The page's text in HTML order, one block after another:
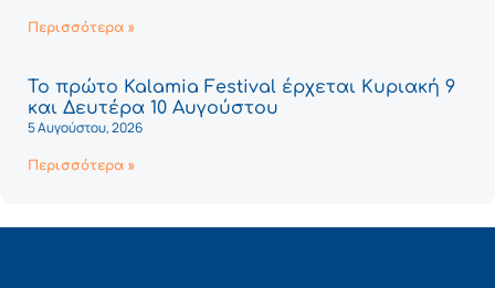
Περισσότερα »
Το πρώτο Kalamia Festival έρχεται Κυριακή 9
και Δευτέρα 10 Αυγούστου
5 Αυγούστου, 2026
Περισσότερα »